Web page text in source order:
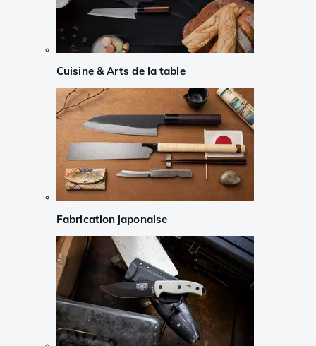
Cuisine & Arts de la table
Fabrication japonaise